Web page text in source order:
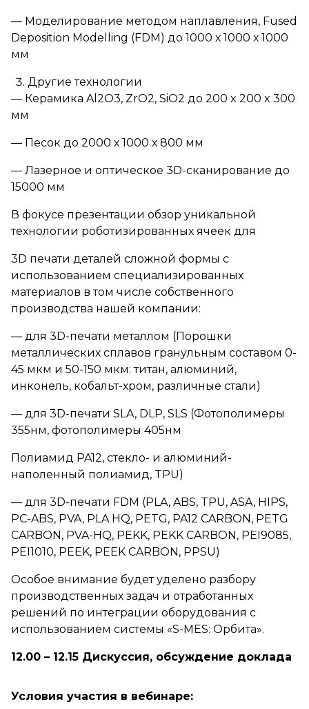
— Моделирование методом наплавления, Fused
Deposition Modelling (FDM) до 1000 х 1000 х 1000
мм
Другие технологии
— Керамика Al2O3, ZrO2, SiO2 до 200 x 200 x 300
мм
— Песок до 2000 х 1000 х 800 мм
— Лазерное и оптическое 3D-сканирование до
15000 мм
В фокусе презентации обзор уникальной
технологии роботизированных ячеек для
3D печати деталей сложной формы с
использованием специализированных
материалов в том числе собственного
производства нашей компании:
— для 3D-печати металлом (Порошки
металлических сплавов гранульным составом 0-
45 мкм и 50-150 мкм: титан, алюминий,
инконель, кобальт-хром, различные стали)
— для 3D-печати SLA, DLP, SLS (Фотополимеры
355нм, фотополимеры 405нм
Полиамид PA12, стекло- и алюминий-
наполенный полиамид, TPU)
— для 3D-печати FDM (PLA, ABS, TPU, ASA, HIPS,
PC-ABS, PVA, PLA HQ, PETG, PA12 CARBON, PETG
CARBON, PVA-HQ, PEKK, PEKK CARBON, PEI9085,
PEI1010, PEEK, PEEK CARBON, PPSU)
Особое внимание будет уделено разбору
производственных задач и отработанных
решений по интеграции оборудования с
использованием системы «S-MES: Орбита».
12.00 – 12.15 Дискуссия, обсуждение доклада
Условия участия в вебинаре: